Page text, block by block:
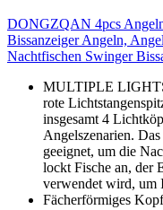
DONGZQAN 4pcs
Bissanzeiger Angeln,
Nachtfischen Swinger
MULTIPLE
rote
insgesamt 4
Angelszenarien.
geeignet, um die
lockt Fische an, der
verwendet wird, um
Fächerförmiges